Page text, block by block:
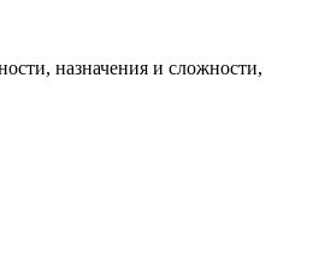
назначения и сложности,